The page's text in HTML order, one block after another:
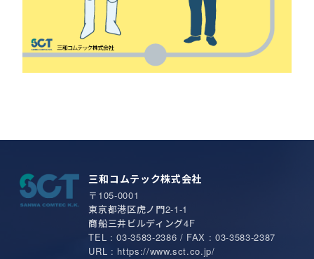
三和コムテック株式会社
〒105-0001
東京都港区虎ノ門2-1-1
商船三井ビルディング4F
TEL : 03-3583-2386 / FAX : 03-3583-2387
URL : https://www.sct.co.jp/